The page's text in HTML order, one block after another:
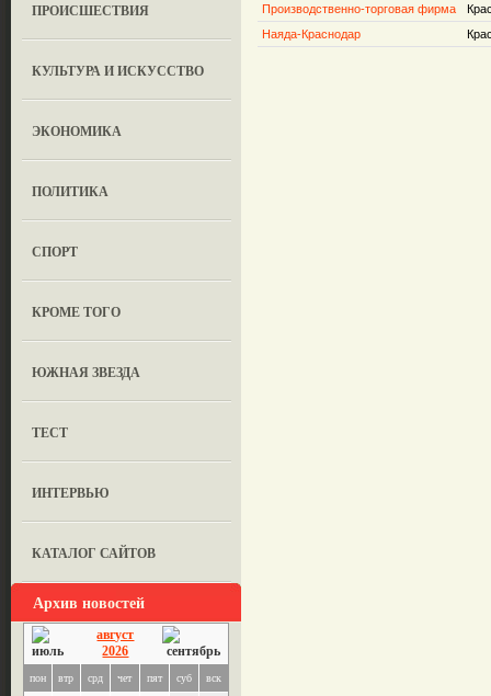
ПРОИСШЕСТВИЯ
КУЛЬТУРА И ИСКУССТВО
ЭКОНОМИКА
ПОЛИТИКА
СПОРТ
КРОМЕ ТОГО
ЮЖНАЯ ЗВЕЗДА
ТЕСТ
ИНТЕРВЬЮ
КАТАЛОГ САЙТОВ
Архив новостей
август
2026
пон втр срд чет пят суб вск
Производственно-торговая фирма
Наяда-Краснодар